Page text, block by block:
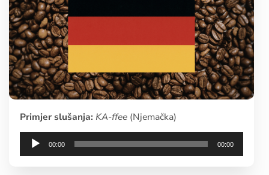
Primjer slušanja: KA-ffee (Njemačka)
Audio
Player
00:00 00:00